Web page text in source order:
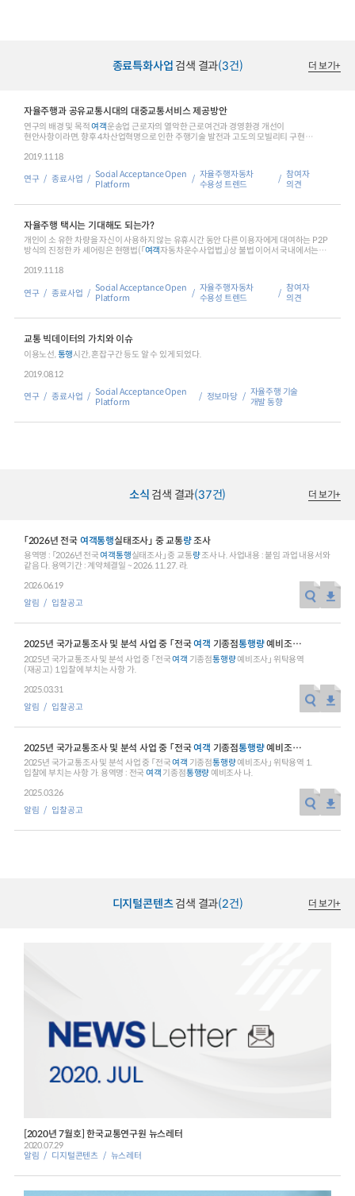
종료특화사업 검색 결과(3건) 더 보기+
자율주행과 공유교통시대의 대중교통서비스 제공방안
연구의 배경 및 목적여객운송업 근로자의 열악한 근로여건과 경영환경 개선이
현안사항이라면, 향후 4차산업혁명으로 인한 주행기술 발전과 고도의 모빌리티 구현
2019.11.18
연구 종료사업
Social Acceptance Open
Platform
자율주행자동차
수용성 트렌드
참여자
의견
자율주행 택시는 기대해도 되는가?
개인이 소 유한 차량을 자신이 사용하지 않는 유휴시간 동안 다른 이용자에게 대여하는 P2P
방식의 진정한 카 셰어링은 현행법(「여객자동차운수사업법」)상 불법 이어서 국내에서는
2019.11.18
연구 종료사업
Social Acceptance Open
Platform
자율주행자동차
수용성 트렌드
참여자
의견
교통 빅데이터의 가치와 이슈
이용노선,통행시간, 혼잡구간 등도 알 수 있게 되었다.
2019.08.12
연구 종료사업
Social Acceptance Open
Platform
정보마당
자율주행 기술
개발 동향
소식 검색 결과(37건) 더 보기+
「2026년 전국 여객통행실태조사」 중 교통량조사
용역명 : 「2026년 전국여객통행실태조사」 중 교통량조사 나. 사업내용 : 붙임 과업 내용서와
같음 다. 용역기간 : 계약체결일 ~ 2026. 11. 27. 라.
2026.06.19
알림
입찰공고
2025년 국가교통조사 및 분석 사업 중 「전국여객 기종점통행량예비조사」 위탁용역 (재공고)
2025년 국가교통조사 및 분석 사업 중 「전국여객 기종점통행량예비조사」 위탁용역
(재공고) 1.입찰에 부치는 사항 가.
2025.03.31
알림
입찰공고
2025년 국가교통조사 및 분석 사업 중 「전국여객 기종점통행량예비조사」 위탁용역
2025년 국가교통조사 및 분석 사업 중 「전국여객 기종점통행량예비조사」 위탁용역 1.
입찰에 부치는 사항 가. 용역명 : 전국여객 기종점통행량예비조사 나.
2025.03.26
알림
입찰공고
디지털콘텐츠검색 결과(2건) 더 보기+
[2020년 7월호] 한국교통연구원 뉴스레터
알림 디지털콘텐츠 뉴스레터
2020.07.29